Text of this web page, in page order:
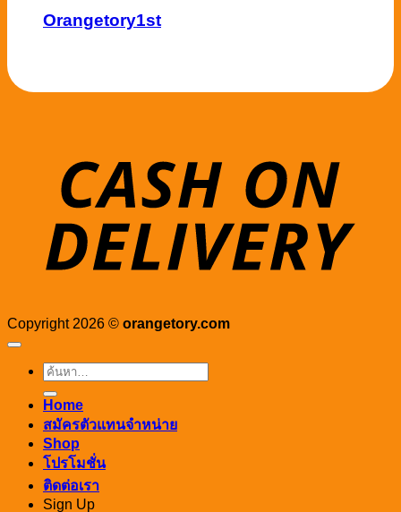
Orangetory1st
Copyright 2026 © orangetory.com
ค้นหา:
Home
สมัครตัวแทนจำหน่าย
Shop
โปรโมชั่น
ติดต่อเรา
Sign Up